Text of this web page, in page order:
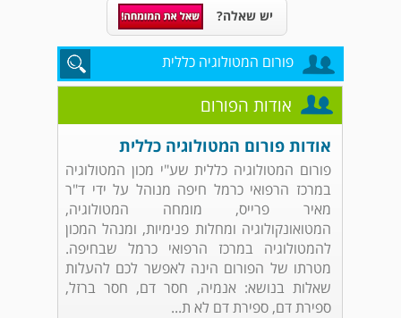
יש שאלה?
פורום המטולוגיה כללית
אודות הפורום
אודות פורום המטולוגיה כללית
פורום המטולוגיה כללית שע"י מכון המטולוגיה
במרכז הרפואי כרמל חיפה מנוהל על ידי ד"ר
מאיר פרייס, מומחה המטולוגיה,
המטואונקולוגיה ומחלות פנימיות, ומנהל המכון
להמטולוגיה במרכז הרפואי כרמל שבחיפה.
מטרתו של הפורום הינה לאפשר לכם להעלות
שאלות בנושא: אנמיה, חסר דם, חסר ברזל,
ספירת דם, ספירת דם לא ת...